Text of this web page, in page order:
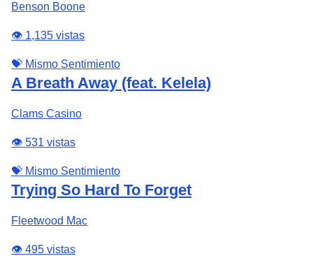
Benson Boone
👁️ 1,135 vistas
💝 Mismo Sentimiento
A Breath Away (feat. Kelela)
Clams Casino
👁️ 531 vistas
💝 Mismo Sentimiento
Trying So Hard To Forget
Fleetwood Mac
👁️ 495 vistas